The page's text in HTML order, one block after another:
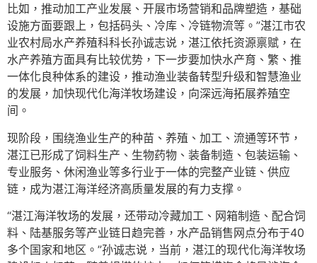
比如，推动加工产业发展、开展市场营销和品牌塑造，基础
设施方面要跟上，包括码头、冷库、冷链物流等。”湛江市农
业农村局水产养殖科科长孙诚志说，湛江依托资源禀赋，在
水产养殖方面具有比较优势，下一步要加快水产育、繁、推
一体化良种体系的建设，推动渔业装备转型升级和智慧渔业
的发展，加快现代化海洋牧场建设，向深远海拓展养殖空
间。
现阶段，围绕渔业生产的种苗、养殖、加工、流通等环节，
湛江已形成了饲料生产、生物药物、装备制造、包装运输、
专业服务、休闲渔业等多行业于一体的完整产业链、供应
链，成为湛江海洋经济高质量发展的有力支撑。
“湛江海洋牧场的发展，还带动冷藏加工、网箱制造、配合饲
料、陆基服务等产业链日趋完善，水产品销售网点分布于40
多个国家和地区。”孙诚志说，当前，湛江的现代化海洋牧场